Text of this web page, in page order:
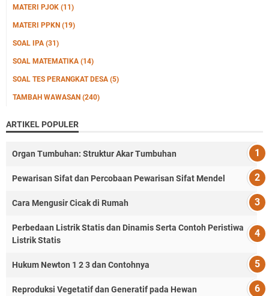
MATERI PJOK (11)
MATERI PPKN (19)
SOAL IPA (31)
SOAL MATEMATIKA (14)
SOAL TES PERANGKAT DESA (5)
TAMBAH WAWASAN (240)
ARTIKEL POPULER
Organ Tumbuhan: Struktur Akar Tumbuhan
Pewarisan Sifat dan Percobaan Pewarisan Sifat Mendel
Cara Mengusir Cicak di Rumah
Perbedaan Listrik Statis dan Dinamis Serta Contoh Peristiwa
Listrik Statis
Hukum Newton 1 2 3 dan Contohnya
Reproduksi Vegetatif dan Generatif pada Hewan